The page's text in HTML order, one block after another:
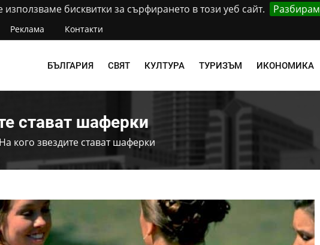
използваме бисквитки за сърфирането в този уеб сайт. Разбирам
Реклама Контакти
БЪЛГАРИЯ СВЯТ КУЛТУРА ТУРИЗЪМ ИКОНОМИКА
стават шаферки
На кого звездите стават шаферки